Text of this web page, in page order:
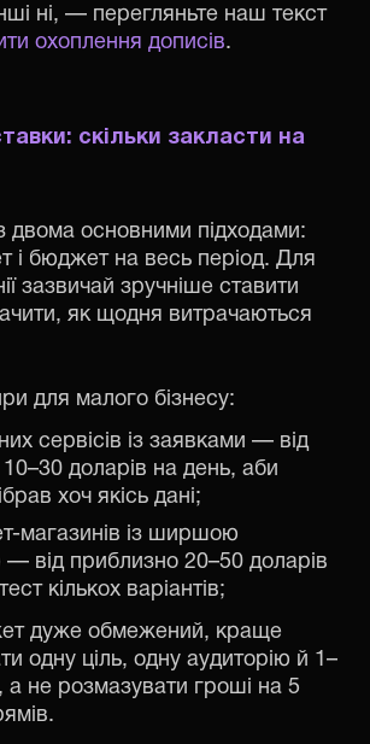
ні, — перегляньте наш текст
охоплення дописів.
скільки закласти на
двома основними підходами:
і бюджет на весь період. Для
зазвичай зручніше ставити
як щодня витрачаються
для малого бізнесу:
сервісів із заявками — від
10–30 доларів на день, аби
хоч якісь дані;
магазинів із ширшою
— від приблизно 20–50 доларів
кількох варіантів;
дуже обмежений, краще
одну ціль, одну аудиторію й 1–
а не розмазувати гроші на 5